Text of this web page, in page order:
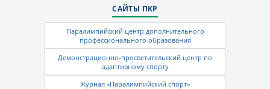
САЙТЫ ПКР
Паралимпийский центр дополнительного
профессионального образования
Демонстрационно-просветительский центр по
адаптивному спорту
Журнал «Паралимпийский спорт»